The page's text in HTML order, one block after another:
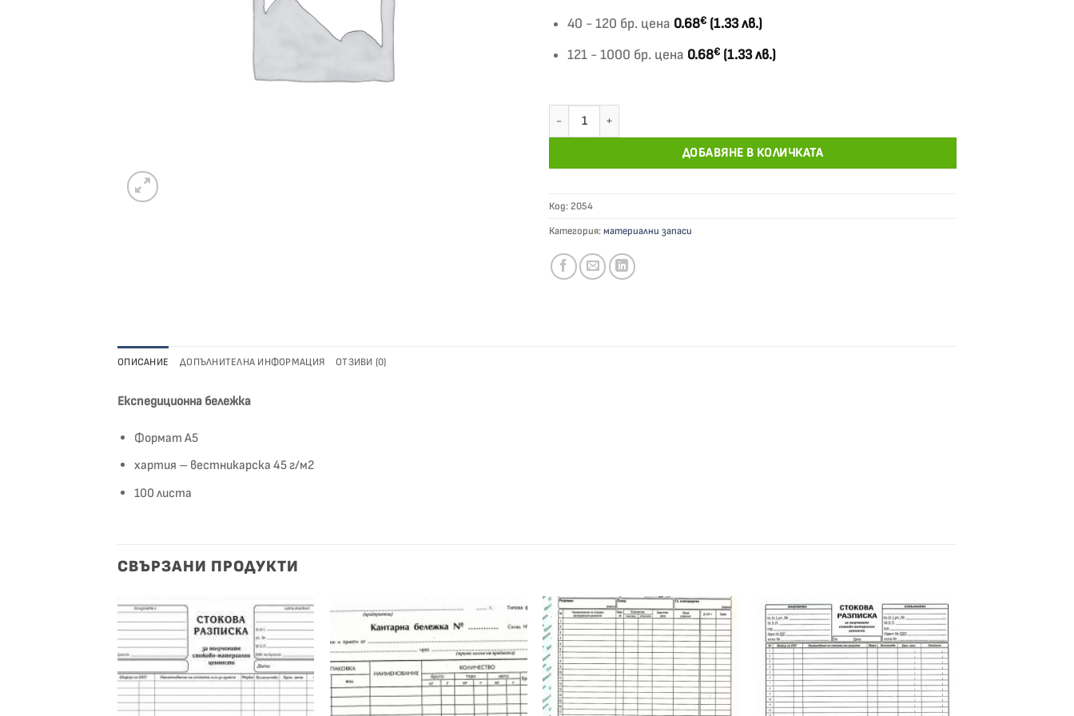
40 - 120 бр. цена 0.68€ (1.33 лв.)
121 - 1000 бр. цена 0.68€ (1.33 лв.)
количество за Експедиционна бележка
ДОБАВЯНЕ В КОЛИЧКАТА
Код:2054
Категория:материални запаси
ОПИСАНИЕ ДОПЪЛНИТЕЛНА ИНФОРМАЦИЯ ОТЗИВИ (0)
Експедиционна бележка
Формат А5
хартия – вестникарска 45 г/м2
100 листа
СВЪРЗАНИ ПРОДУКТИ